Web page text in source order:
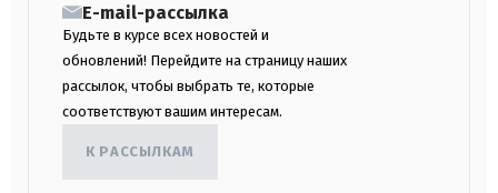
E-mail-рассылка
Будьте в курсе всех новостей и
обновлений! Перейдите на страницу наших
рассылок, чтобы выбрать те, которые
соответствуют вашим интересам.
К РАССЫЛКАМ